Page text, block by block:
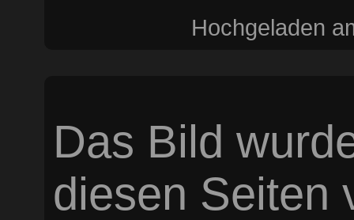
Hochgeladen
Das Bild
diesen Seiten